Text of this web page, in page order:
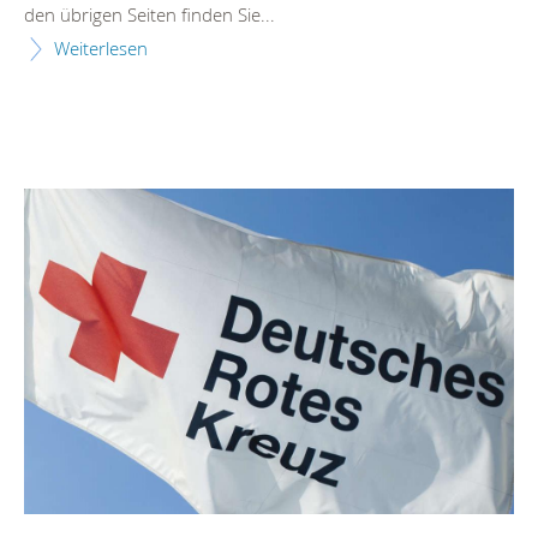
den übrigen Seiten finden Sie...
Weiterlesen